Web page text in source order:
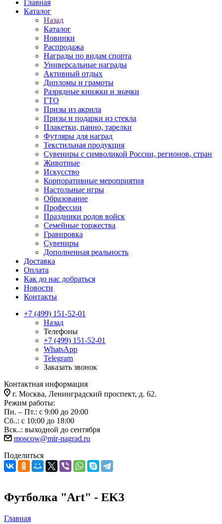
Главная
Каталог
Назад
Каталог
Новинки
Распродажа
Награды по видам спорта
Универсальные награды
Активный отдых
Дипломы и грамоты
Разрядные книжки и значки
ГТО
Призы из акрила
Призы и подарки из стекла
Плакетки, панно, тарелки
Футляры для наград
Текстильная продукция
Сувениры с символикой России, регионов, стран
Животные
Искусство
Корпоративные мероприятия
Настольные игры
Образование
Профессии
Праздники родов войск
Семейные торжества
Гравировка
Сувениры
Дополненная реальность
Доставка
Оплата
Как до нас добраться
Новости
Контакты
+7 (499) 151-52-01
Назад
Телефоны
+7 (499) 151-52-01
WhatsApp
Telegram
Заказать звонок
Контактная информация
г. Москва, Ленинградский проспект, д. 62.
Режим работы:
Пн. – Пт.: с 9:00 до 20:00
Сб..: с 10:00 до 18:00
Вск..: выходной до сентября
moscow@mir-nagrad.ru
Поделиться
Футболка "Art" - EK3
Главная